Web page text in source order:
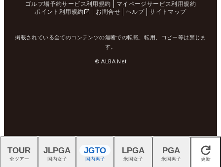
ゴルフ場予約サービス利用規約
マイページサービス利用規約
ポイント利用規約
お問合せ ヘルプ サイトマップ
掲載されている全てのコンテンツの無断での転載、転用、コピー等は禁じま
す。
© ALBA Net
閉じる
TOUR
全ツアー
JLPGA
国内女子
JGTO
国内男子
LPGA
米国女子
PGA
米国男子 更新